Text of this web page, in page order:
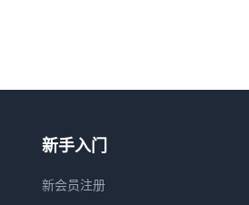
新手入门
新会员注册